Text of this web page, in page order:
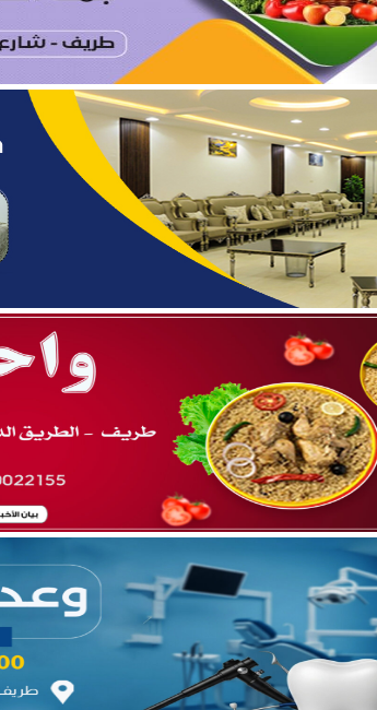
بالصور.. محمد بن سعود رقاد الرويلي يحتفل بزواج
تعيين الأستاذ ياسر بن حامد بن مدوح الحازمي
شامان الرويلي ينال الماجستير في الإعلام